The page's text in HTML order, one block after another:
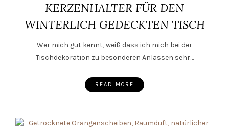
KERZENHALTER FÜR DEN
WINTERLICH GEDECKTEN TISCH
Wer mich gut kennt, weiß dass ich mich bei der
Tischdekoration zu besonderen Anlässen sehr…
READ MORE